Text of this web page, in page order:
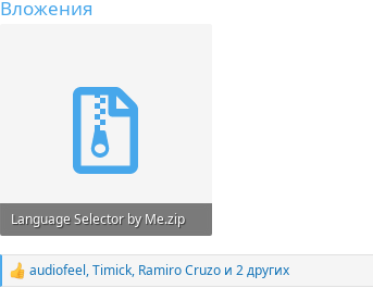
Вложения
Language Selector by Me.zip
1.1 MB · Просмотры: 138
Р
audiofeel,Timick, Ramiro Cruzo и 2 других